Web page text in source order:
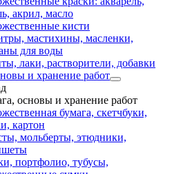
акрил, масло
кисти
мастихины, масленки,
для воды
лаки, растворители, добавки
и хранение работ
основы и хранение работ
бумага, скетчбуки,
картон
мольберты, этюдники,
портфолио, тубусы,